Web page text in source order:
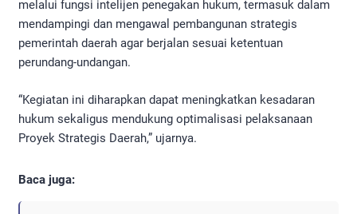
melalui fungsi intelijen penegakan hukum, termasuk dalam
mendampingi dan mengawal pembangunan strategis
pemerintah daerah agar berjalan sesuai ketentuan
perundang-undangan.
“Kegiatan ini diharapkan dapat meningkatkan kesadaran
hukum sekaligus mendukung optimalisasi pelaksanaan
Proyek Strategis Daerah,” ujarnya.
Baca juga: